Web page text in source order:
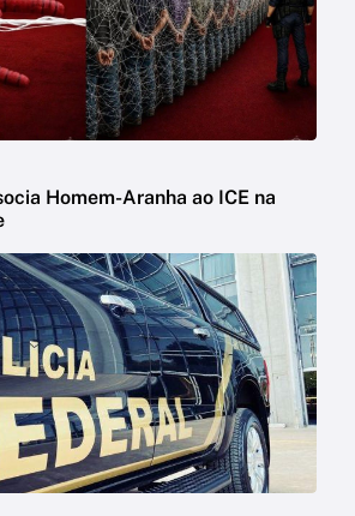
Homem-Aranha ao ICE na